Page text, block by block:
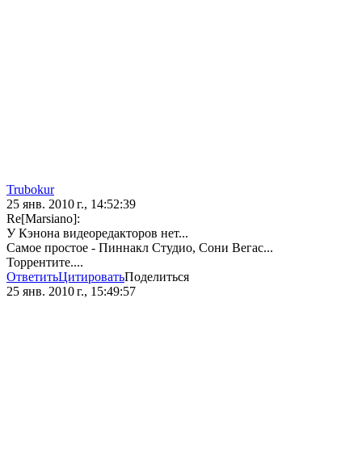
Trubokur
25 янв. 2010 г., 14:52:39
Re[Marsiano]:
У Кэнона видеоредакторов нет...
Самое простое - Пиннакл Студио, Сони Вегас...
Торрентите....
ОтветитьЦитироватьПоделиться
25 янв. 2010 г., 15:49:57